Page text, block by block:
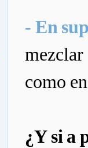
- En
mezclar
como
¿Y si a